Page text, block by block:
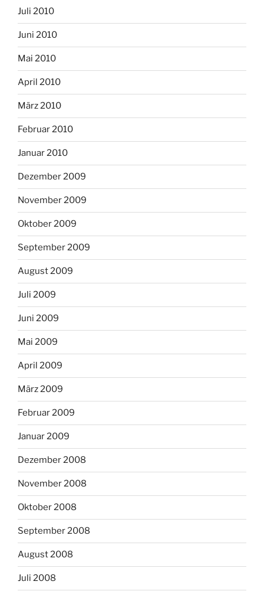
Juli 2010
Juni 2010
Mai 2010
April 2010
März 2010
Februar 2010
Januar 2010
Dezember 2009
November 2009
Oktober 2009
September 2009
August 2009
Juli 2009
Juni 2009
Mai 2009
April 2009
März 2009
Februar 2009
Januar 2009
Dezember 2008
November 2008
Oktober 2008
September 2008
August 2008
Juli 2008